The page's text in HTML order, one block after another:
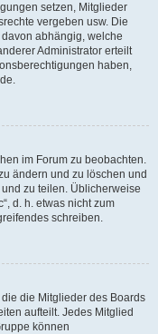
setzen, Mitglieder
vergeben usw. Die
abhängig, welche
Administrator erteilt
haben,
im Forum zu beobachten.
ändern und zu löschen und
zu teilen. Üblicherweise
d. h. etwas nicht zum
schreiben.
die Mitglieder des Boards
aufteilt. Jedes Mitglied
können